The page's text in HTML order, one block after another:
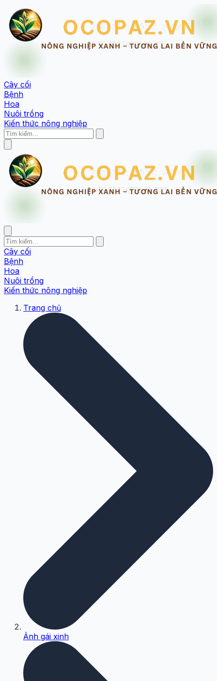
Cây cối
Bệnh
Hoa
Nuôi trồng
Kiến thức nông nghiệp
Cây cối
Bệnh
Hoa
Nuôi trồng
Kiến thức nông nghiệp
Trang chủ
Ảnh gái xinh